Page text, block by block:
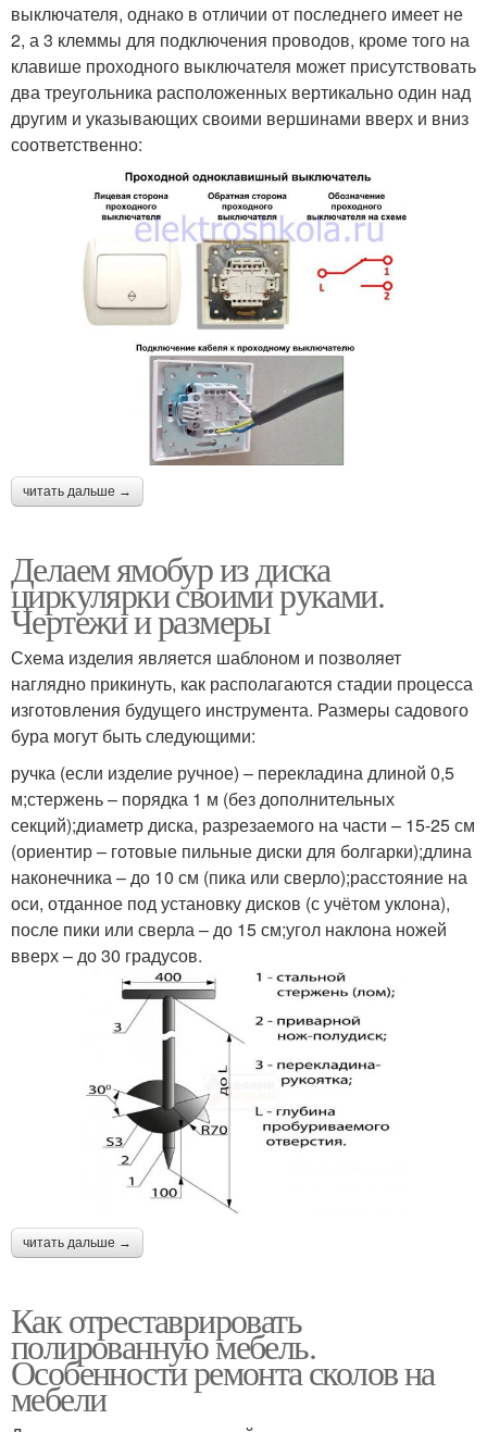
выключателя, однако в отличии от последнего имеет не
2, а 3 клеммы для подключения проводов, кроме того на
клавише проходного выключателя может присутствовать
два треугольника расположенных вертикально один над
другим и указывающих своими вершинами вверх и вниз
соответственно:
читать дальше →
Делаем ямобур из диска
циркулярки своими руками.
Чертежи и размеры
Схема изделия является шаблоном и позволяет
наглядно прикинуть, как располагаются стадии процесса
изготовления будущего инструмента. Размеры садового
бура могут быть следующими:
ручка (если изделие ручное) – перекладина длиной 0,5
м;стержень – порядка 1 м (без дополнительных
секций);диаметр диска, разрезаемого на части – 15-25 см
(ориентир – готовые пильные диски для болгарки);длина
наконечника – до 10 см (пика или сверло);расстояние на
оси, отданное под установку дисков (с учётом уклона),
после пики или сверла – до 15 см;угол наклона ножей
вверх – до 30 градусов.
читать дальше →
Как отреставрировать
полированную мебель.
Особенности ремонта сколов на
мебели